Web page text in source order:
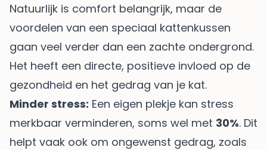
Natuurlijk is comfort belangrijk, maar de
voordelen van een speciaal kattenkussen
gaan veel verder dan een zachte ondergrond.
Het heeft een directe, positieve invloed op de
gezondheid en het gedrag van je kat.
Minder stress: Een eigen plekje kan stress
merkbaar verminderen, soms wel met 30%. Dit
helpt vaak ook om ongewenst gedrag, zoals